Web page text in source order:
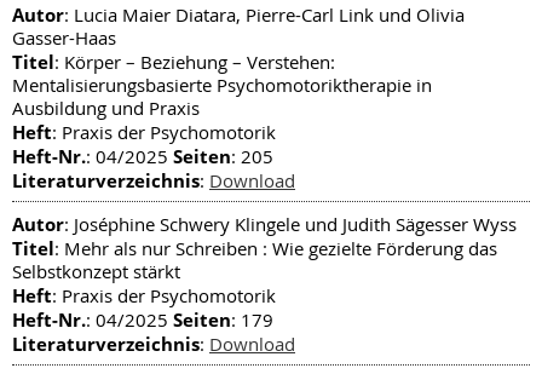
Autor: Lucia Maier Diatara, Pierre-Carl Link und Olivia
Gasser-Haas
Titel: Körper – Beziehung – Verstehen:
Mentalisierungsbasierte Psychomotoriktherapie in
Ausbildung und Praxis
Heft: Praxis der Psychomotorik
Heft-Nr.: 04/2025 Seiten: 205
Literaturverzeichnis: Download
Autor: Joséphine Schwery Klingele und Judith Sägesser Wyss
Titel: Mehr als nur Schreiben : Wie gezielte Förderung das
Selbstkonzept stärkt
Heft: Praxis der Psychomotorik
Heft-Nr.: 04/2025 Seiten: 179
Literaturverzeichnis: Download